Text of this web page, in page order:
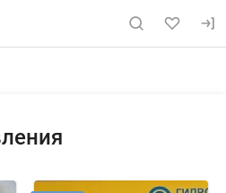
по сайту fishretail.ru